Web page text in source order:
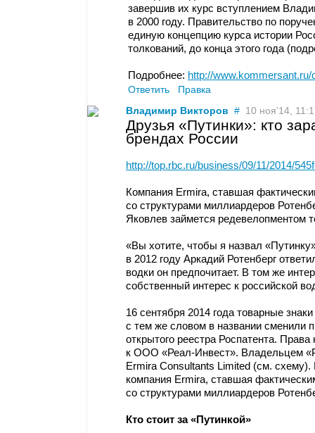
завершив их курс вступлением
в 2000 году. Правительство по
единую концепцию курса истории
толкований, до конца этого года
Подробнее: http://www.kommersant.ru/
Ответить
Правка
Владимир Викторов # 10 ноя’14,
Друзья «Путинки»: кто
брендах России
http://top.rbc.ru/business/09/11/2014/
Компания Ermira, ставшая
со структурами миллиардеров
Яковлев займется редевелопментом
«Вы хотите, чтобы я назвал
в 2012 году Аркадий Ротенберг
водки он предпочитает. В том же
собственный интерес к российской
16 сентября 2014 года товарные
с тем же словом в названии сменили
открытого реестра Роспатента.
к ООО «Реал-Инвест». Владельцем
Ermira Consultants Limited (см.
компания Ermira, ставшая
со структурами миллиардеров
Кто стоит за «Путинкой»